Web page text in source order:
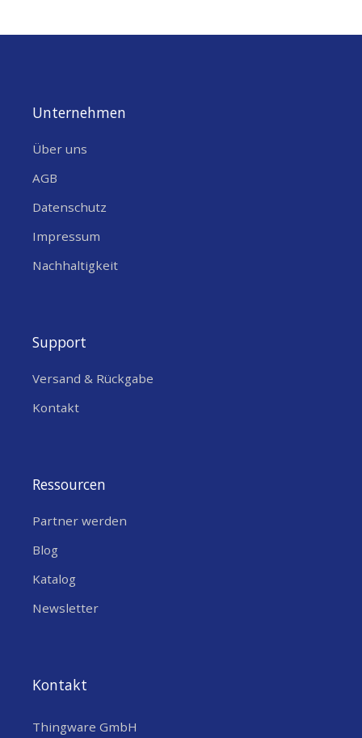
Unternehmen
Über uns
AGB
Datenschutz
Impressum
Nachhaltigkeit
Support
Versand & Rückgabe
Kontakt
Ressourcen
Partner werden
Blog
Katalog
Newsletter
Kontakt
Thingware GmbH